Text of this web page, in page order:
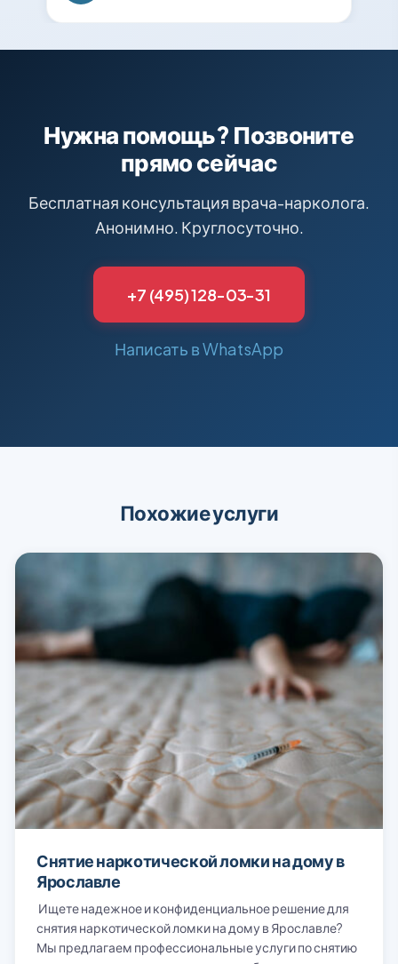
прохождении курса лечения и
последний раз. На сегодняшний день
вузе. Спасибо вам огромное, вы
вернули меня к жизни!
Нужна помощь? Позвоните
прямо сейчас
Бесплатная консультация врача-нарколога.
Анонимно. Круглосуточно.
+7 (495) 128-03-31
Написать в WhatsApp
Похожие услуги
Снятие наркотической ломки на дому в
Ярославле
Ищете надежное и конфиденциальное решение для
снятия наркотической ломки на дому в Ярославле?
Мы предлагаем профессиональные услуги по снятию